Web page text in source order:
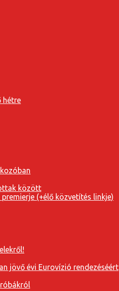
hétre
között
(+élő közvetítés linkje)
jövő évi Eurovízió rendezéséért